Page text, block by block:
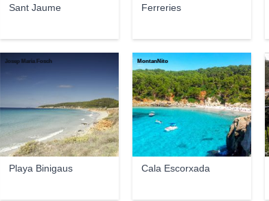
Sant Jaume Ferreries
Playa Binigaus
Josep Maria Fosch
Cala Escorxada
MontanNito